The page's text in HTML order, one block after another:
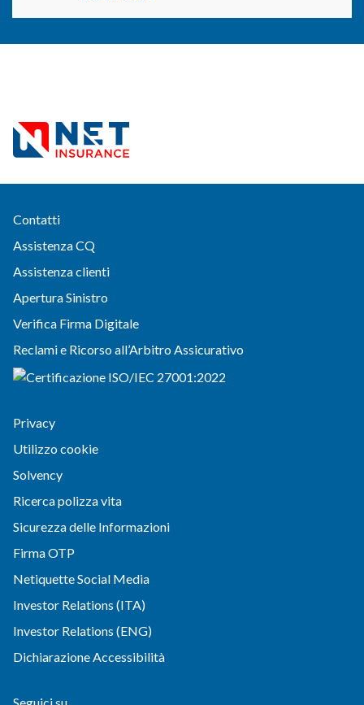
Contatti
Assistenza CQ
Assistenza clienti
Apertura Sinistro
Verifica Firma Digitale
Reclami e Ricorso all’Arbitro Assicurativo
Privacy
Utilizzo cookie
Solvency
Ricerca polizza vita
Sicurezza delle Informazioni
Firma OTP
Netiquette Social Media
Investor Relations (ITA)
Investor Relations (ENG)
Dichiarazione Accessibilità